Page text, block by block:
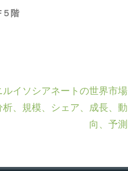
５階
ルイソシアネートの世界市場
析、規模、シェア、成長、動
向、予測